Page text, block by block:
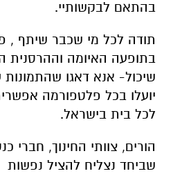
בהתאם לבקשותיי.
תודה לכל מי שכבר שיתף ,
בתופעה האיומה וההרסנית
שיכול- אנא דאגו
יועלו בכל פלטפורמה
לכל בית בישראל.
הורים, צוותי החינוך, חברי
שביחד נצליח להציל נפשות